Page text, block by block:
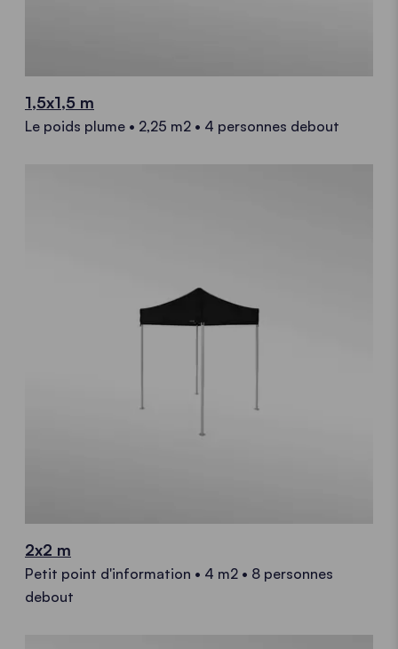
1,5x1,5 m
Le poids plume • 2,25 m2 • 4 personnes debout
2x2 m
Petit point d'information • 4 m2 • 8 personnes
debout